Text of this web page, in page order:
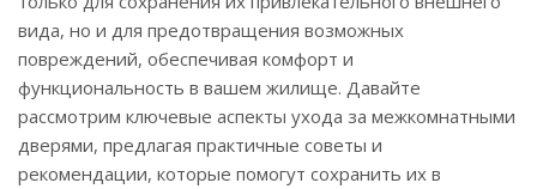
вида, но и для предотвращения возможных
повреждений, обеспечивая комфорт и
функциональность в вашем жилище. Давайте
рассмотрим ключевые аспекты ухода за межкомнатными
дверями, предлагая практичные советы и
рекомендации, которые помогут сохранить их в